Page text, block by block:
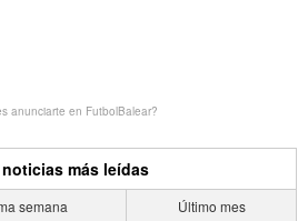
anunciarte en FutbolBalear?
más leídas
semana Último mes